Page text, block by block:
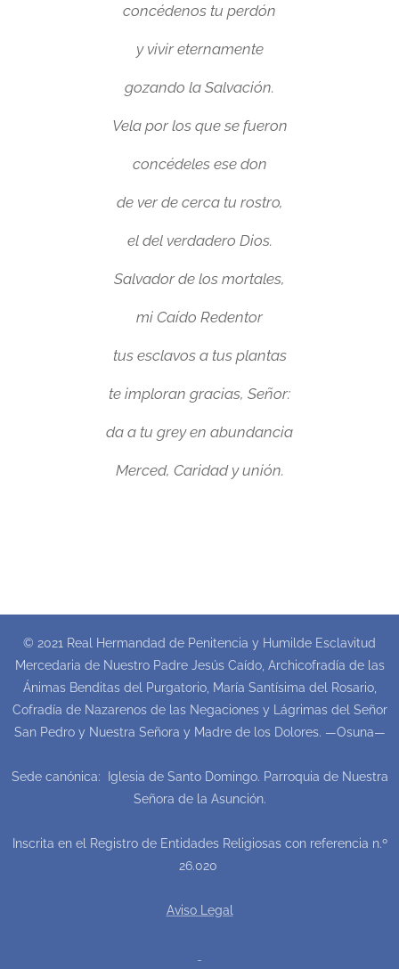
concédenos tu perdón
y vivir eternamente
gozando la Salvación.
Vela por los que se fueron
concédeles ese don
de ver de cerca tu rostro,
el del verdadero Dios.
Salvador de los mortales,
mi Caído Redentor
tus esclavos a tus plantas
te imploran gracias, Señor:
da a tu grey en abundancia
Merced, Caridad y unión.
© 2021 Real Hermandad de Penitencia y Humilde Esclavitud
Mercedaria de Nuestro Padre Jesús Caído, Archicofradía de las
Ánimas Benditas del Purgatorio, María Santísima del Rosario,
Cofradía de Nazarenos de las Negaciones y Lágrimas del Señor
San Pedro y Nuestra Señora y Madre de los Dolores. —Osuna—
Sede canónica: Iglesia de Santo Domingo. Parroquia de Nuestra
Señora de la Asunción.
Inscrita en el Registro de Entidades Religiosas con referencia n.º
26.020
Aviso Legal